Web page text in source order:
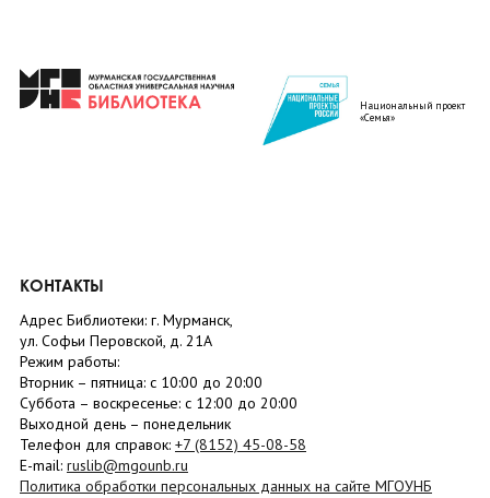
Национальный проект
«Семья»
КОНТАКТЫ
Адрес Библиотеки: г. Мурманск,
ул. Софьи Перовской, д. 21А
Режим работы:
Вторник – пятница: с 10:00 до 20:00
Суббота – воскресенье: c 12:00 до 20:00
Выходной день – понедельник
Телефон для справок: +7 (8152) 45-08-58
E-mail: ruslib@mgounb.ru
Политика обработки персональных данных на сайте МГОУНБ